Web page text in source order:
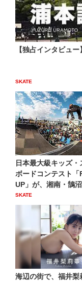
【独占インタビュ
SKATE
日本最大級キッズ・
ボードコンテスト
UP」が、湘南・鵠
SKATE
海辺の街で、福井梨